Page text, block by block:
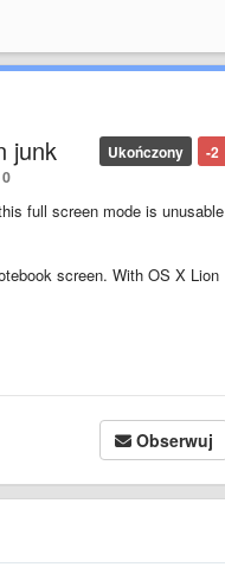
-2
Ukończony
junk
0
full screen mode is unusable
screen. With OS X Lion
Obserwuj